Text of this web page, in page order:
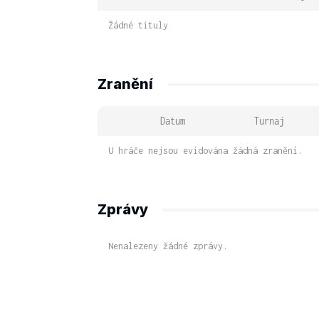
Žádné tituly
Zranění
Datum Turnaj
U hráče nejsou evidována žádná zranění.
Zprávy
Nenalezeny žádné zprávy.